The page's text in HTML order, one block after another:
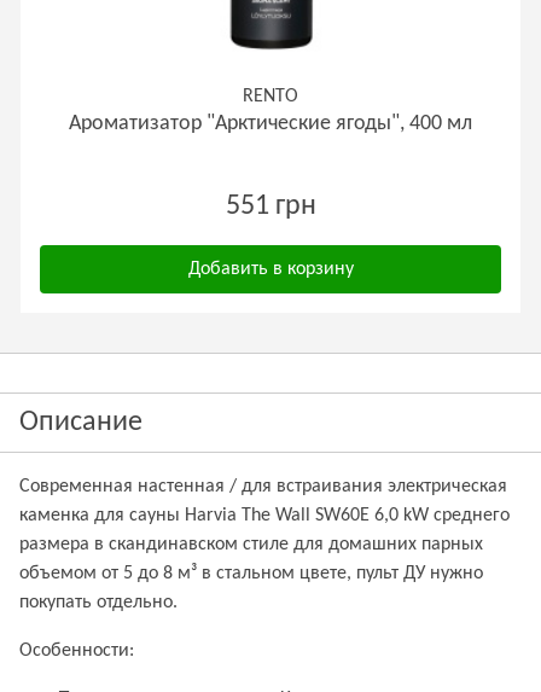
RENTO
Ароматизатор "Арктические ягоды", 400 мл
551 грн
Добавить в корзину
Описание
Современная настенная / для встраивания электрическая
каменка для сауны Harvia The Wall SW60E 6,0 kW среднего
размера в скандинавском стиле для домашних парных
объемом от 5 до 8 м³ в стальном цвете, пульт ДУ нужно
покупать отдельно.
Особенности: